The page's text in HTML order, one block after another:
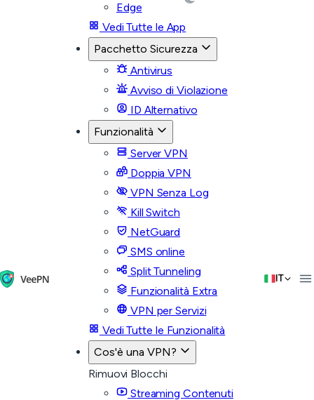
Edge
Vedi Tutte le App
Pacchetto Sicurezza
Antivirus
Avviso di Violazione
ID Alternativo
Funzionalità
Server VPN
Doppia VPN
VPN Senza Log
Kill Switch
NetGuard
SMS online
Split Tunneling
Funzionalità Extra
VPN per Servizi
Vedi Tutte le Funzionalità
Cos'è una VPN?
Rimuovi Blocchi
Streaming Contenuti
IT